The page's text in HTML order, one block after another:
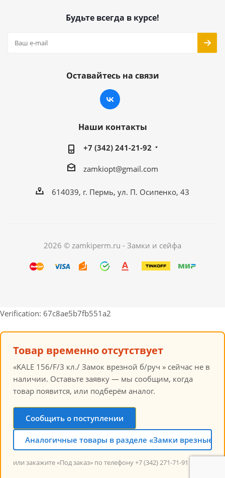
Будьте всегда в курсе!
Оставайтесь на связи
Наши контакты
+7 (342) 241-21-92
zamkiopt@gmail.com
614039, г. Пермь, ул. П. Осипенко, 43
2026 © zamkiperm.ru - Замки и сейфа
Verification: 67c8ae5b7fb551a2
Товар временно отсутствует
«KALE 156/F/3 кл./ Замок врезной б/руч » сейчас не в
наличии. Оставьте заявку — мы сообщим, когда
товар появится, или подберём аналог.
Сообщить о поступлении
Аналогичные товары в разделе «Замки врезные
или закажите «Под заказ» по телефону +7 (342) 271-71-91